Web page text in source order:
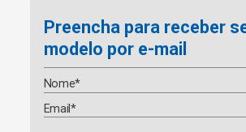
Preencha para receber
modelo por e-mail